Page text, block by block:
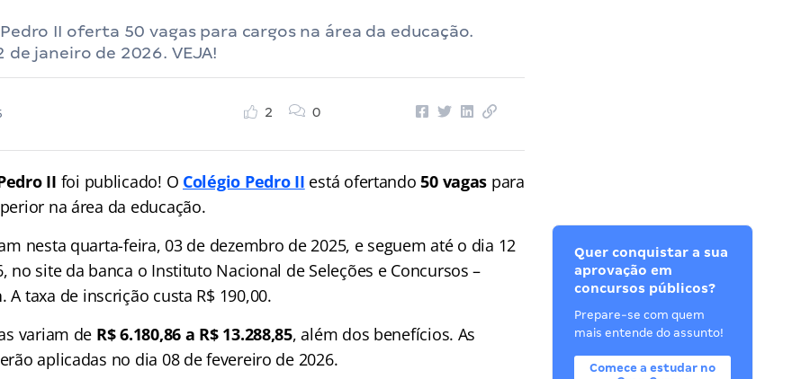
II oferta 50 vagas para cargos na área da educação.
de janeiro de 2026. VEJA!
2 0
II foi publicado! O Colégio Pedro II está ofertando50 vagas para
na área da educação.
nesta quarta-feira, 03 de dezembro de 2025, e seguem até o dia 12
no site da banca o Instituto Nacional de Seleções e Concursos –
. A taxa de inscrição custa R$ 190,00.
variam de R$ 6.180,86 a R$ 13.288,85, além dos benefícios. As
aplicadas no dia 08 de fevereiro de 2026.
Quer conquistar a sua
aprovação em
concursos públicos?
Prepare-se com quem
mais entende do assunto!
Comece a estudar no